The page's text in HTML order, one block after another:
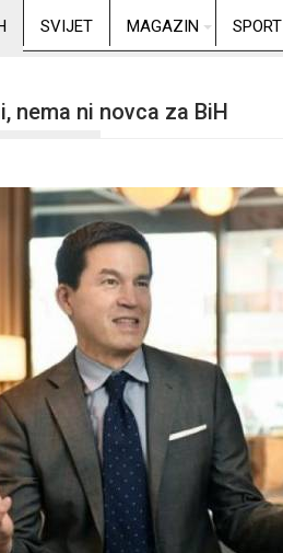
SVIJET MAGAZIN SPORT
nema ni novca za BiH